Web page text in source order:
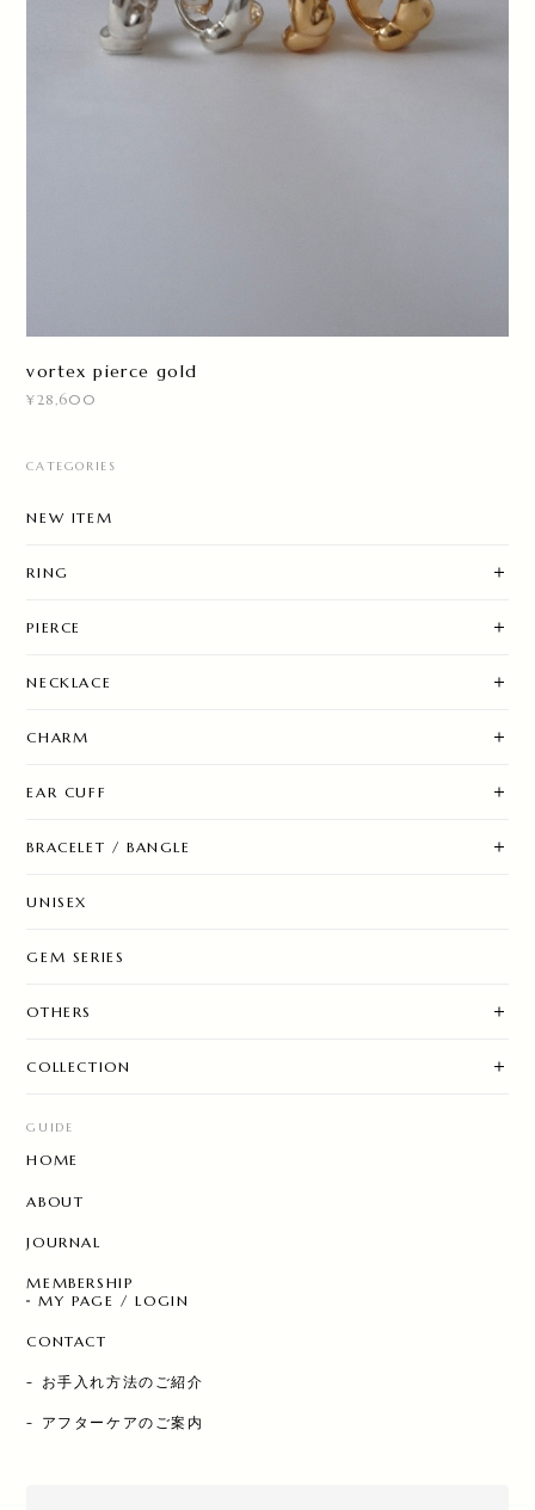
vortex pierce gold
¥28,600
CATEGORIES
NEW ITEM
RING
PIERCE
NECKLACE
CHARM
EAR CUFF
BRACELET / BANGLE
UNISEX
GEM SERIES
OTHERS
COLLECTION
GUIDE
HOME
ABOUT
JOURNAL
MEMBERSHIP
MY PAGE / LOGIN
CONTACT
- お手入れ方法のご紹介
- アフターケアのご案内